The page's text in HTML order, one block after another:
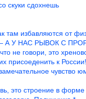
скуки сдохнешь
избавляются от
У НАС РЫВОК С
не говори, это
присоеденить к России!
чувство
это строение в форме